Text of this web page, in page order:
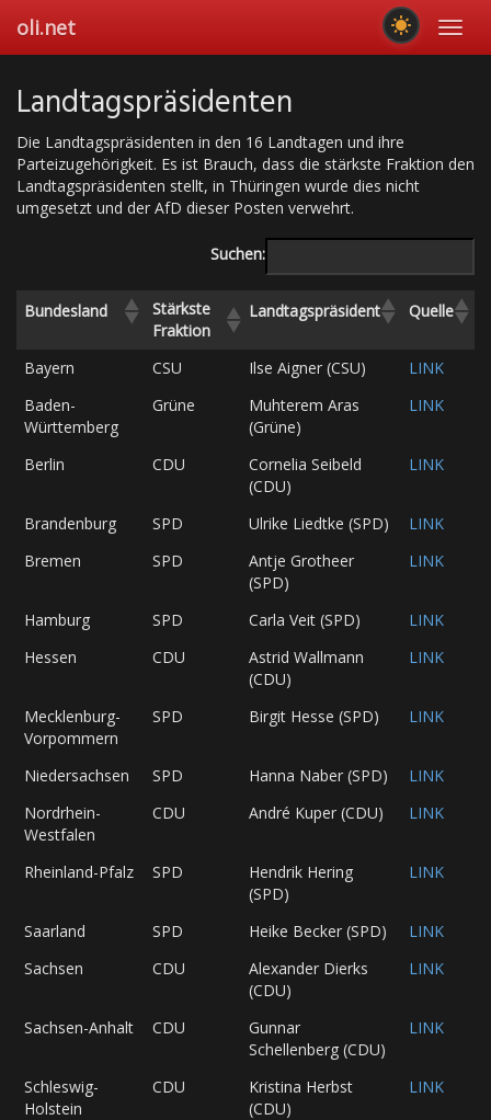
main
oli.net
Landtagspräsidenten
Die Landtagspräsidenten in den 16 Landtagen und ihre
Parteizugehörigkeit. Es ist Brauch, dass die stärkste Fraktion den
Landtagspräsidenten stellt, in Thüringen wurde dies nicht
umgesetzt und der AfD dieser Posten verwehrt.
Suchen:
Bundesland
Stärkste
Fraktion
Landtagspräsident Quelle
Bayern CSU Ilse Aigner (CSU)
LINK
Baden-
Württemberg
Grüne
Muhterem Aras
(Grüne)
LINK
Berlin CDU
Cornelia Seibeld
(CDU)
LINK
Brandenburg SPD Ulrike Liedtke (SPD)
LINK
Bremen
SPD
Antje Grotheer
(SPD)
LINK
Hamburg SPD Carla Veit (SPD)
LINK
Hessen
CDU
Astrid Wallmann
(CDU)
LINK
Mecklenburg-
Vorpommern
SPD Birgit Hesse (SPD) LINK
Niedersachsen SPD Hanna Naber (SPD)
LINK
Nordrhein-
Westfalen
CDU André Kuper (CDU) LINK
Rheinland-Pfalz SPD
Hendrik Hering
(SPD)
LINK
Saarland SPD Heike Becker (SPD)
LINK
Sachsen
CDU
Alexander Dierks
(CDU)
LINK
Sachsen-Anhalt CDU
Gunnar
Schellenberg (CDU)
LINK
Schleswig-
Holstein
CDU
Kristina Herbst
(CDU)
LINK